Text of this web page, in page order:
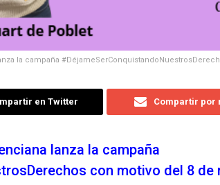
la campaña
en Twitter Compartir por
lanza la campaña
con motivo del 8 de